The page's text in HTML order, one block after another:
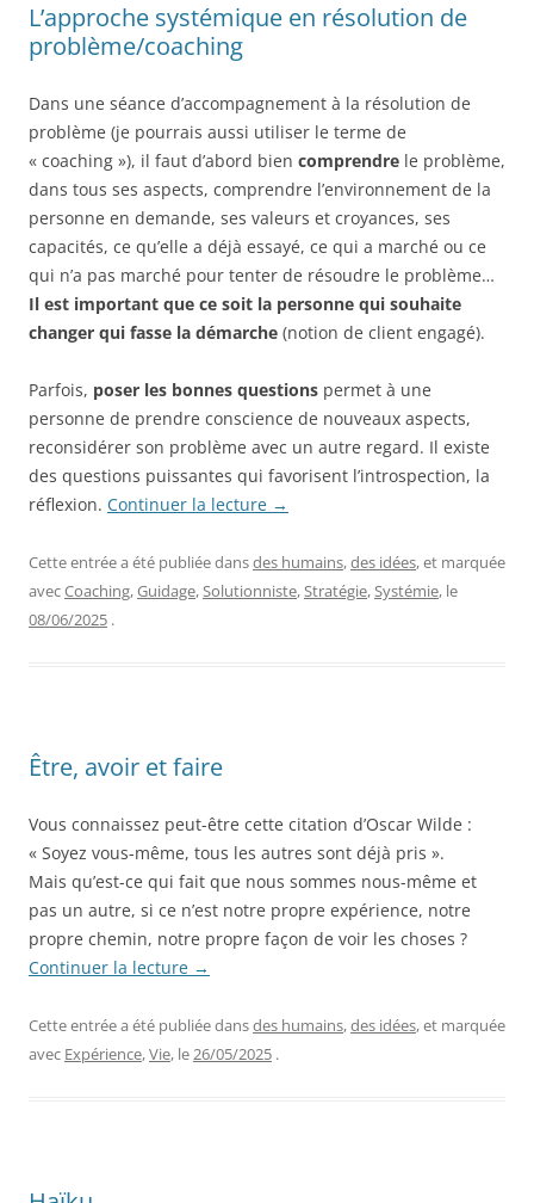
L’approche systémique en résolution de
problème/coaching
Dans une séance d’accompagnement à la résolution de
problème (je pourrais aussi utiliser le terme de
« coaching »), il faut d’abord bien comprendre le problème,
dans tous ses aspects, comprendre l’environnement de la
personne en demande, ses valeurs et croyances, ses
capacités, ce qu’elle a déjà essayé, ce qui a marché ou ce
qui n’a pas marché pour tenter de résoudre le problème…
Il est important que ce soit la personne qui souhaite
changer qui fasse la démarche (notion de client engagé).
Parfois, poser les bonnes questions permet à une
personne de prendre conscience de nouveaux aspects,
reconsidérer son problème avec un autre regard. Il existe
des questions puissantes qui favorisent l’introspection, la
réflexion. Continuer la lecture →
Cette entrée a été publiée dansdes humains,des idées, et marquée
avecCoaching,Guidage,Solutionniste,Stratégie,Systémie, le
08/06/2025 .
Être, avoir et faire
Vous connaissez peut-être cette citation d’Oscar Wilde :
« Soyez vous-même, tous les autres sont déjà pris ».
Mais qu’est-ce qui fait que nous sommes nous-même et
pas un autre, si ce n’est notre propre expérience, notre
propre chemin, notre propre façon de voir les choses ?
Continuer la lecture →
Cette entrée a été publiée dansdes humains,des idées, et marquée
avec Expérience,Vie, le26/05/2025 .